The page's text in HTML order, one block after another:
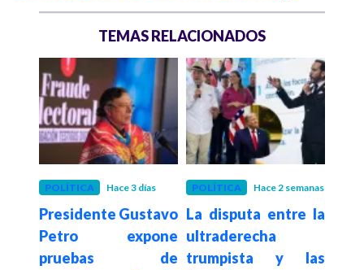
TEMAS RELACIONADOS
POLÍTICA Hace 3 días
Presidente Gustavo
Petro expone
pruebas de
POLÍTICA Hace 2 semanas
La disputa entre la
ultraderecha
trumpista y las